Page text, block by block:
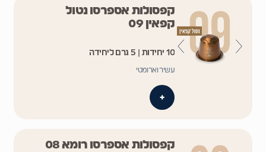
קפסולות אספרסו נטול
קפאין 09
10 יחידות | 5 גרם ליחידה
עשיר וארומטי
+
קפסולות אספרסו רומא 08